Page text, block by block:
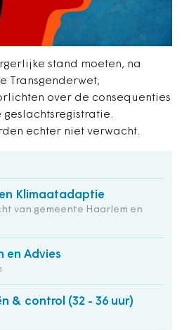
stand moeten, na
Transgenderwet,
over de consequenties
echter niet verwacht.
Klimaatadaptie
van gemeente Haarlem en
en Advies
& control (32 - 36 uur)